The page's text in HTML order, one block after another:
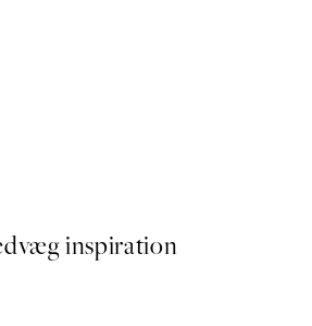
inspiration